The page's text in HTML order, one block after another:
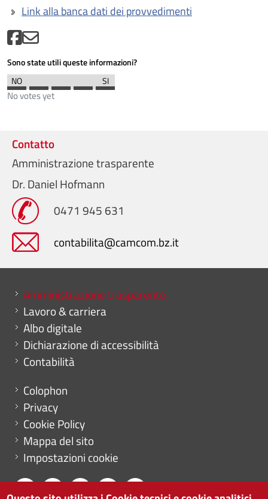
Link alla banca dati dei provvedimenti
Sono state utili queste informazioni?
No votes yet
Contatto
Amministrazione trasparente
Dr. Daniel Hofmann
0471 945 631
contabilita@camcom.bz.it
Mini menu di servizio
Amministrazione trasparente
Lavoro & carriera
Albo digitale
Dichiarazione di accessibilità
Contabilità
Menu footer
Colophon
Privacy
Cookie Policy
Mappa del sito
Impostazioni cookie